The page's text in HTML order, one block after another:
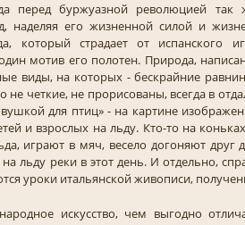
перед буржуазной революцией так
наделяя его жизненной силой и
который страдает от испанского
мотив его полотен. Природа,
виды, на которых - бескрайние
не четкие, не прорисованы, всегда в
для птиц» - на картине
и взрослых на льду. Кто-то на
играют в мяч, весело догоняют друг
льду реки в этот день. И отдельно,
уроки итальянской живописи,
искусство, чем выгодно